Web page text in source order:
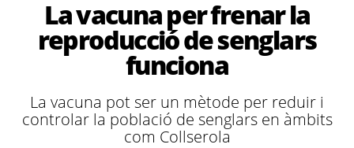
La vacuna per frenar la
reproducció de senglars
funciona
La vacuna pot ser un mètode per reduir i
controlar la població de senglars en àmbits
com Collserola